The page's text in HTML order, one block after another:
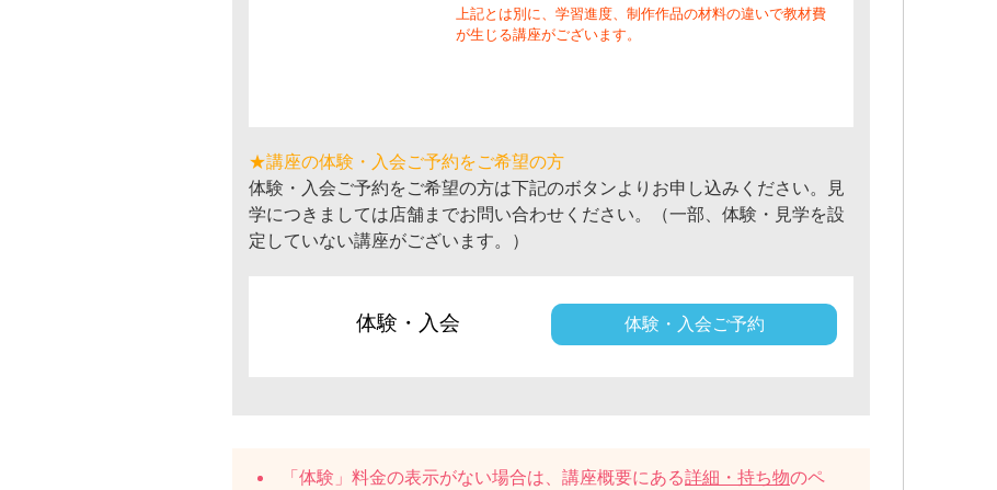
上記とは別に、学習進度、制作作品の材料の違いで教材費
が生じる講座がございます。
★講座の体験・入会ご予約をご希望の方
体験・入会ご予約をご希望の方は下記のボタンよりお申し込みください。見
学につきましては店舗までお問い合わせください。（一部、体験・見学を設
定していない講座がございます。）
体験・入会 体験・入会ご予約
「体験」料金の表示がない場合は、講座概要にある詳細・持ち物のペ